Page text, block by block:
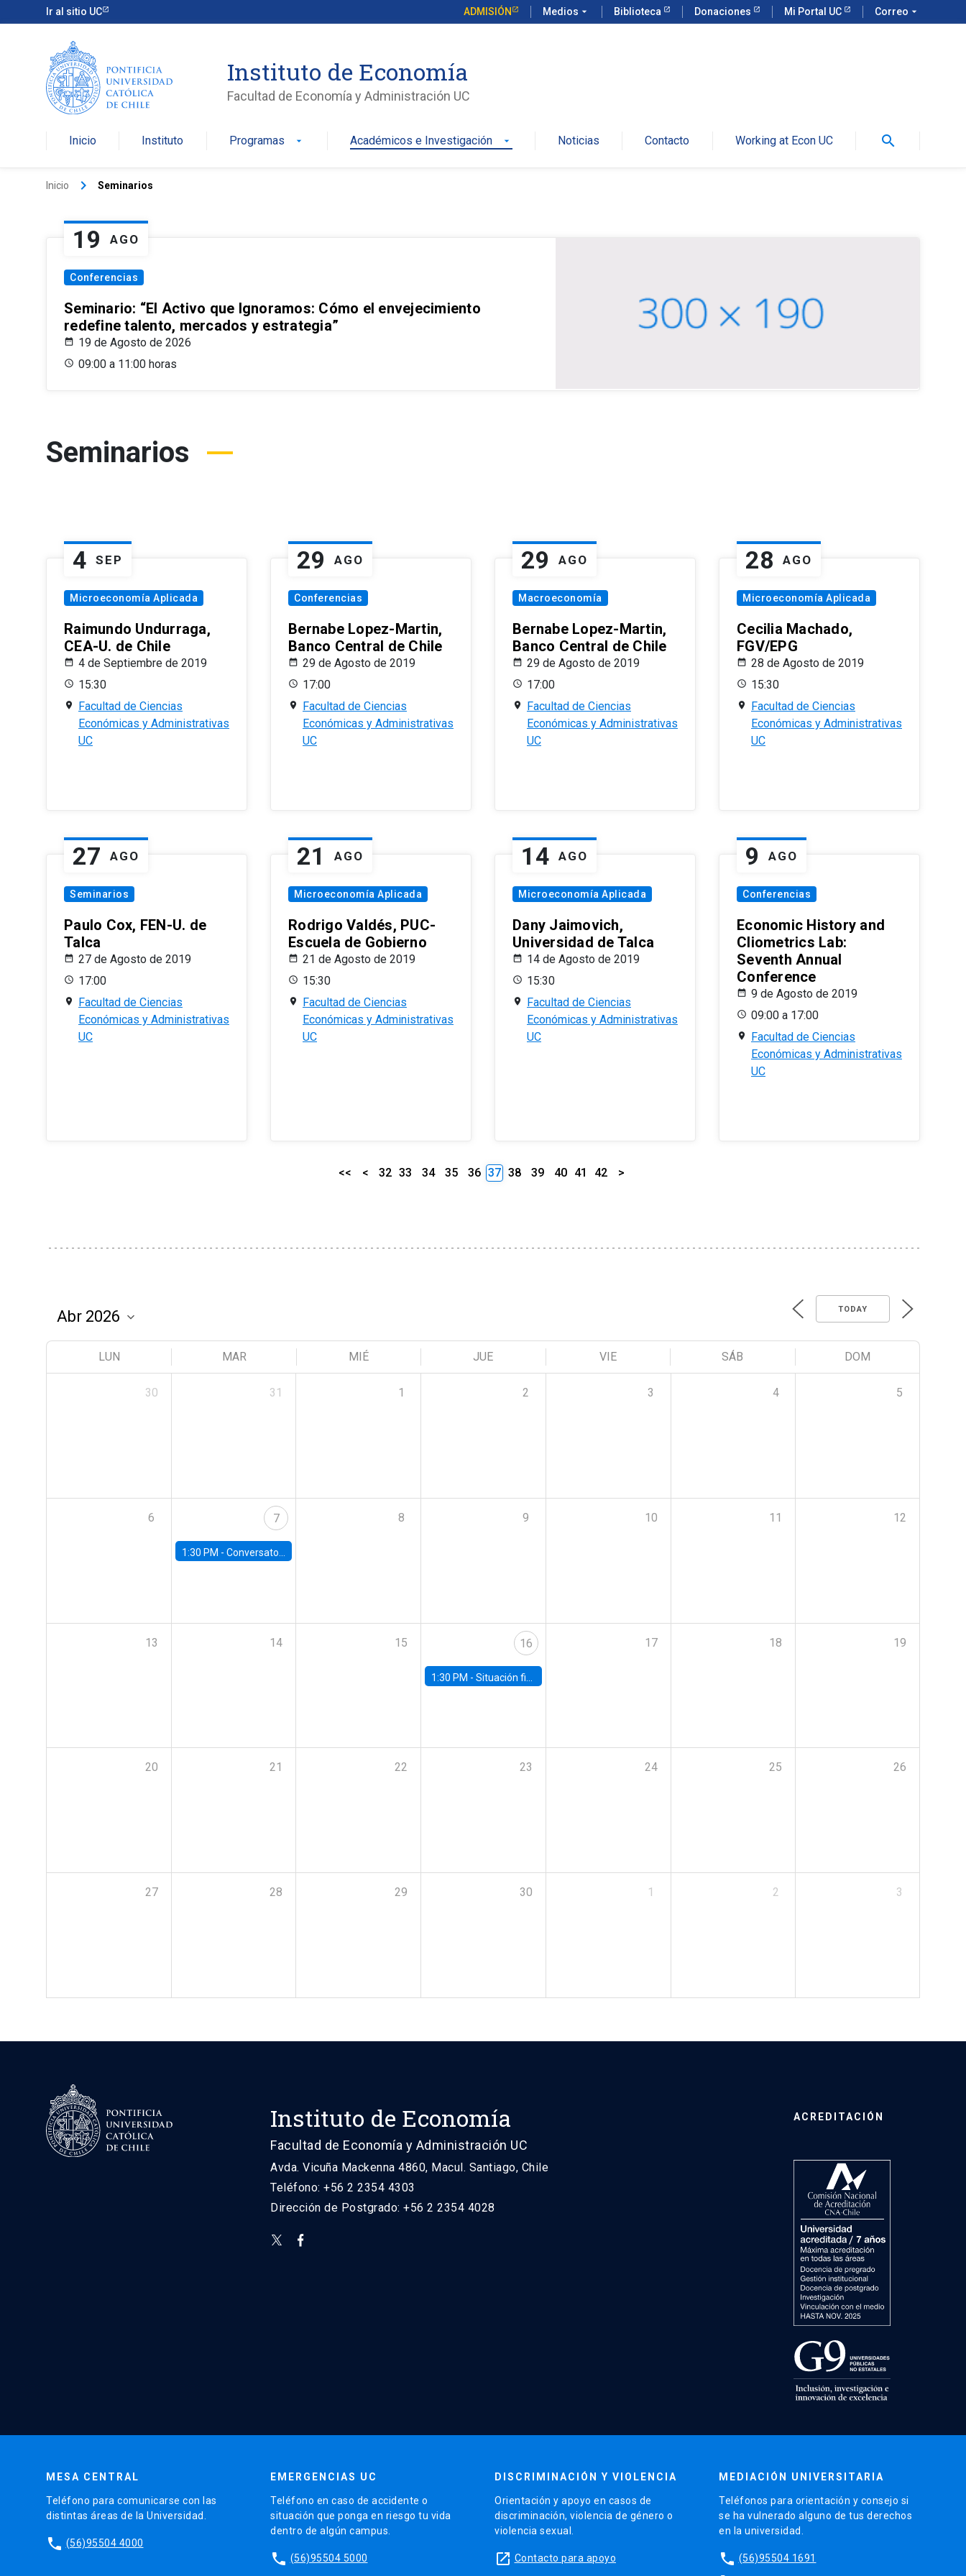
Ir al sitio UC ADMISIÓN Medios arrow_drop_down Biblioteca Donaciones Mi Portal UC Correo arrow_drop_down
Instituto de Economía
Facultad de Economía y Administración UC
Inicio Instituto Programas arrow_drop_down Académicos e Investigación arrow_drop_down Noticias Contacto Working at Econ UC search
Inicio keyboard_arrow_right Seminarios
19 AGO
Conferencias
Seminario: “El Activo que Ignoramos: Cómo el envejecimiento
redefine talento, mercados y estrategia”
19 de Agosto de 2026
09:00 a 11:00 horas
Seminarios
4 SEP
Microeconomía Aplicada
Raimundo Undurraga,
CEA-U. de Chile
4 de Septiembre de 2019
15:30
Facultad de Ciencias
Económicas y Administrativas
UC
29 AGO
Conferencias
Bernabe Lopez-Martin,
Banco Central de Chile
29 de Agosto de 2019
17:00
Facultad de Ciencias
Económicas y Administrativas
UC
29 AGO
Macroeconomía
Bernabe Lopez-Martin,
Banco Central de Chile
29 de Agosto de 2019
17:00
Facultad de Ciencias
Económicas y Administrativas
UC
28 AGO
Microeconomía Aplicada
Cecilia Machado,
FGV/EPG
28 de Agosto de 2019
15:30
Facultad de Ciencias
Económicas y Administrativas
UC
27 AGO
Seminarios
Paulo Cox, FEN-U. de
Talca
27 de Agosto de 2019
17:00
Facultad de Ciencias
Económicas y Administrativas
UC
21 AGO
Microeconomía Aplicada
Rodrigo Valdés, PUC-
Escuela de Gobierno
21 de Agosto de 2019
15:30
Facultad de Ciencias
Económicas y Administrativas
UC
14 AGO
Microeconomía Aplicada
Dany Jaimovich,
Universidad de Talca
14 de Agosto de 2019
15:30
Facultad de Ciencias
Económicas y Administrativas
UC
9 AGO
Conferencias
Economic History and
Cliometrics Lab:
Seventh Annual
Conference
9 de Agosto de 2019
09:00 a 17:00
Facultad de Ciencias
Económicas y Administrativas
UC
<< < 32 33 34 35 36 37 38 39 40 41 42 >
TODAY
LUN MAR MIÉ JUE VIE SÁB DOM
30 31 1 2 3 4 5
6 7
1:30 PM - Conversatorio | Pobreza: La mirada de León XIV
8 9 10 11 12
13 14 15 16
1:30 PM -Situación fiscal: cierre 2025 y perspectivas de mediano plazo 2026–2030
17 18 19
20 21 22 23 24 25 26
27 28 29 30 1 2 3
Instituto de Economía
Facultad de Economía y Administración UC
Avda. Vicuña Mackenna 4860, Macul. Santiago, Chile
Teléfono: +56 2 2354 4303
Dirección de Postgrado: +56 2 2354 4028
ACREDITACIÓN
MESA CENTRAL
Teléfono para comunicarse con las
distintas áreas de la Universidad.
phone (56)95504 4000
EMERGENCIAS UC
Teléfono en caso de accidente o
situación que ponga en riesgo tu vida
dentro de algún campus.
phone (56)95504 5000
DISCRIMINACIÓN Y VIOLENCIA
Orientación y apoyo en casos de
discriminación, violencia de género o
violencia sexual.
launch Contacto para apoyo
MEDIACIÓN UNIVERSITARIA
Teléfonos para orientación y consejo si
se ha vulnerado alguno de tus derechos
en la universidad.
phone (56)95504 1691